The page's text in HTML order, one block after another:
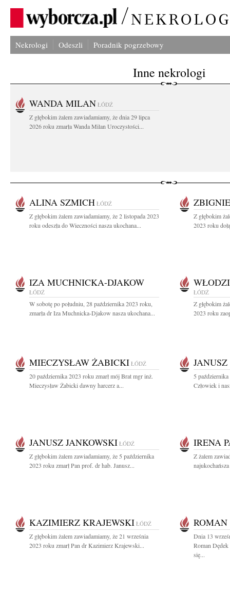
Nekrologi Odeszli Poradnik pogrzebowy
Inne nekrologi
WANDA MILAN ŁÓDŹ
Z głębokim żalem zawiadamiamy, że dnia 29 lipca
2026 roku zmarła Wanda Milan Uroczystości...
ALINA SZMICH ŁÓDŹ
Z głębokim żalem zawiadamiamy, że 2 listopada 2023
roku odeszła do Wieczności nasza ukochana...
Z głębokim
2023 roku
IZA MUCHNICKA-DJAKOW
ŁÓDŹ
W sobotę po południu, 28 października 2023 roku,
zmarła dr Iza Muchnicka-Djakow nasza ukochana...
ŁÓDŹ
Z głębokim
2023 roku
MIECZYSŁAW ŻABICKI ŁÓDŹ
20 października 2023 roku zmarł mój Brat mgr inż.
Mieczysław Żabicki dawny harcerz a...
5
Człowiek i
JANUSZ JANKOWSKI ŁÓDŹ
Z głębokim żalem zawiadamiamy, że 5 października
2023 roku zmarł Pan prof. dr hab. Janusz...
IRENA
Z żalem
KAZIMIERZ KRAJEWSKI ŁÓDŹ
Z głębokim żalem zawiadamiamy, że 21 września
2023 roku zmarł Pan dr Kazimierz Krajewski...
Dnia 13
Roman
się...